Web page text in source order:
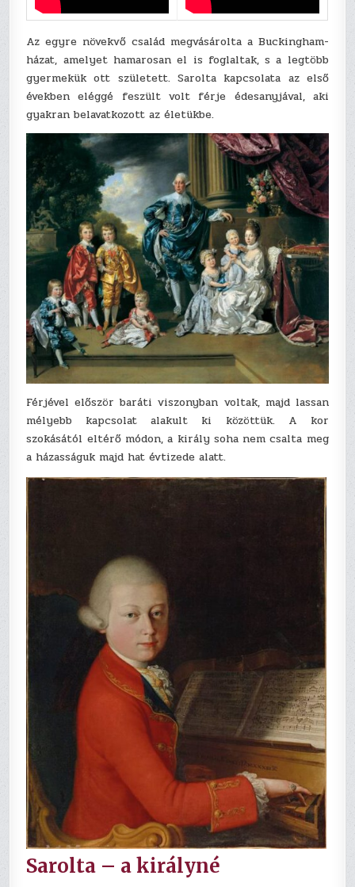
Az egyre növekvő család megvásárolta a Buckingham-
házat, amelyet hamarosan el is foglaltak, s a legtöbb
gyermekük ott született. Sarolta kapcsolata az első
években eléggé feszült volt férje édesanyjával, aki
gyakran belavatkozott az életükbe.
Férjével először baráti viszonyban voltak, majd lassan
mélyebb kapcsolat alakult ki közöttük. A kor
szokásától eltérő módon, a király soha nem csalta meg
a házasságuk majd hat évtizede alatt.
Sarolta – a királyné